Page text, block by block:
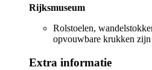
Rijksmuseum
Rolstoelen,
opvouwbare krukken
Extra informatie